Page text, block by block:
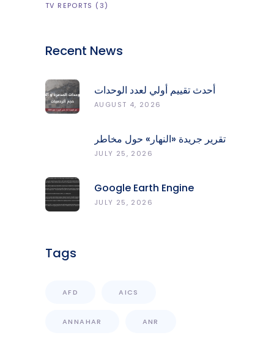
TV REPORTS (3)
Recent News
أحدث تقييم أولي لعدد الوحدات
المدمّرة والمتضرّرة وحجم
AUGUST 4, 2026
تقرير جريدة «النهار» حول مخاطر
حرائق الغابات في لبنان وجهود
JULY 25, 2026
Google Earth Engine
Grants CNRS-L Partner Tier
JULY 25, 2026
Tags
AFD AICS
ANNAHAR ANR